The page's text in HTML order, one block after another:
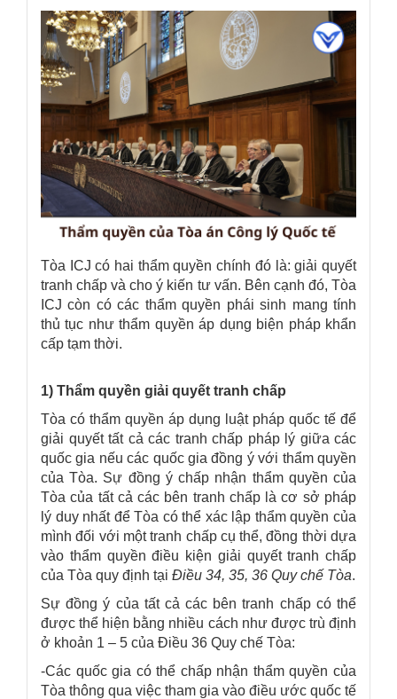
Tòa ICJ có hai thẩm quyền chính đó là: giải quyết
tranh chấp và cho ý kiến tư vấn. Bên cạnh đó, Tòa
ICJ còn có các thẩm quyền phái sinh mang tính
thủ tục như thẩm quyền áp dụng biện pháp khẩn
cấp tạm thời.
1) Thẩm quyền giải quyết tranh chấp
Tòa có thẩm quyền áp dụng luật pháp quốc tế để
giải quyết tất cả các tranh chấp pháp lý giữa các
quốc gia nếu các quốc gia đồng ý với thẩm quyền
của Tòa. Sự đồng ý chấp nhận thẩm quyền của
Tòa của tất cả các bên tranh chấp là cơ sở pháp
lý duy nhất để Tòa có thể xác lập thẩm quyền của
mình đối với một tranh chấp cụ thể, đồng thời dựa
vào thẩm quyền điều kiện giải quyết tranh chấp
của Tòa quy định tại Điều 34, 35, 36 Quy chế Tòa.
Sự đồng ý của tất cả các bên tranh chấp có thể
được thể hiện bằng nhiều cách như được trù định
ở khoản 1 – 5 của Điều 36 Quy chế Tòa:
-Các quốc gia có thể chấp nhận thẩm quyền của
Tòa thông qua việc tham gia vào điều ước quốc tế